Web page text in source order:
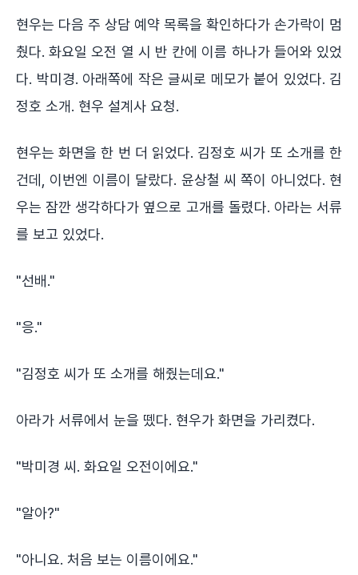
현우는 다음 주 상담 예약 목록을 확인하다가 손가락이 멈
췄다. 화요일 오전 열 시 반 칸에 이름 하나가 들어와 있었
다. 박미경. 아래쪽에 작은 글씨로 메모가 붙어 있었다. 김
정호 소개. 현우 설계사 요청.
현우는 화면을 한 번 더 읽었다. 김정호 씨가 또 소개를 한
건데, 이번엔 이름이 달랐다. 윤상철 씨 쪽이 아니었다. 현
우는 잠깐 생각하다가 옆으로 고개를 돌렸다. 아라는 서류
를 보고 있었다.
"선배."
"응."
"김정호 씨가 또 소개를 해줬는데요."
아라가 서류에서 눈을 뗐다. 현우가 화면을 가리켰다.
"박미경 씨. 화요일 오전이에요."
"알아?"
"아니요. 처음 보는 이름이에요."